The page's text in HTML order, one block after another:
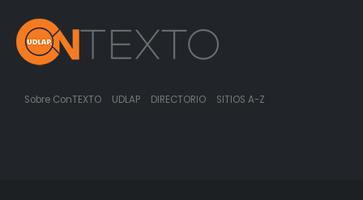
Sobre ConTEXTO UDLAP DIRECTORIO SITIOS A-Z